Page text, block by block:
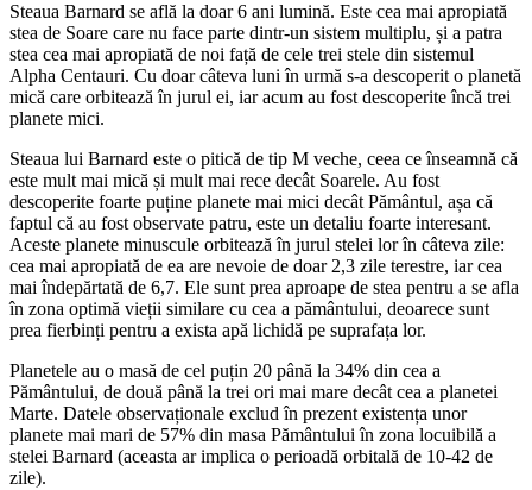
Steaua Barnard se află la doar 6 ani lumină. Este cea mai apropiată
stea de Soare care nu face parte dintr-un sistem multiplu, și a patra
stea cea mai apropiată de noi față de cele trei stele din sistemul
Alpha Centauri. Cu doar câteva luni în urmă s-a descoperit o planetă
mică care orbitează în jurul ei, iar acum au fost descoperite încă trei
planete mici.
Steaua lui Barnard este o pitică de tip M veche, ceea ce înseamnă că
este mult mai mică și mult mai rece decât Soarele. Au fost
descoperite foarte puține planete mai mici decât Pământul, așa că
faptul că au fost observate patru, este un detaliu foarte interesant.
Aceste planete minuscule orbitează în jurul stelei lor în câteva zile:
cea mai apropiată de ea are nevoie de doar 2,3 zile terestre, iar cea
mai îndepărtată de 6,7. Ele sunt prea aproape de stea pentru a se afla
în zona optimă vieții similare cu cea a pământului, deoarece sunt
prea fierbinți pentru a exista apă lichidă pe suprafața lor.
Planetele au o masă de cel puțin 20 până la 34% din cea a
Pământului, de două până la trei ori mai mare decât cea a planetei
Marte. Datele observaționale exclud în prezent existența unor
planete mai mari de 57% din masa Pământului în zona locuibilă a
stelei Barnard (aceasta ar implica o perioadă orbitală de 10-42 de
zile).